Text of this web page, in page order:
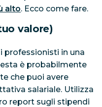
alto. Ecco come fare.
valore)
professionisti in una
è probabilmente
che puoi avere
salariale. Utilizza
report sugli stipendi